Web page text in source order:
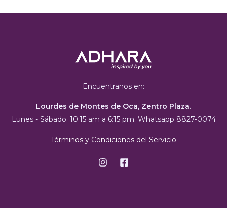
Encuentranos en:
Lourdes de Montes de Oca, Zentro Plaza.
Lunes - Sábado. 10:15 am a 6:15 pm. Whatsapp 8827-0074
Términos y Condiciones del Servicio